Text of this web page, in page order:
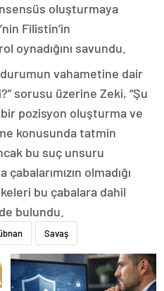
oluşturmaya
Filistin’in
oynadığını savundu.
vahametine dair
sorusu üzerine Zeki, “Şu
pozisyon oluşturma ve
konusunda tatmin
bu suç unsuru
olmadığı
bu çabalara dahil
bulundu.
Savaş